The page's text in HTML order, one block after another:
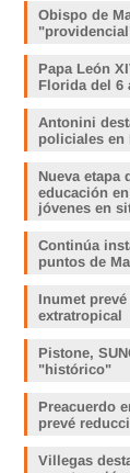
Obispo de
Papa León
Florida del 6
Antonini
policiales en
Nueva etapa
educación
jóvenes en
Continúa
puntos de
Inumet
extratropical
Pistone,
"histórico"
Preacuerdo
prevé
Villegas